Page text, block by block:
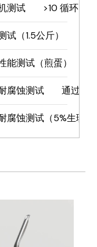
漆 400°C/752°F
测试 >10 循环
试（1.5公斤）
能测试（煎蛋）
腐蚀测试 通过
腐蚀测试（5%生理